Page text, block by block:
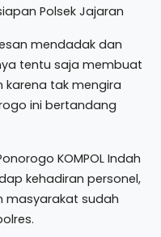
mendadak dan
tentu saja membuat
karena tak mengira
ini bertandang
KOMPOL Indah
kehadiran personel,
masyarakat sudah